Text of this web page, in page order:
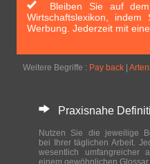
Bleiben Sie auf dem
Wirtschaftslexikon,
Werbung. Jederzeit mit
Weitere Begriffe : Pay back
Praxisnahe
Nutzen Sie die jeweilige
bei Ihrer täglichen Arbeit.
wesentlich umfangreicher
einem gewöhnlichen Glossar.